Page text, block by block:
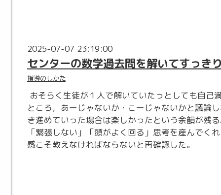
2025-07-07 23:19:00
センターの数学過去問を解いてすっき
指導のしかた
おそらく生徒が１人で解いていたっとしても自己
ところ，あーじゃないか・こーじゃないかと議論
き進めていった場合は楽しかったという余韻が残
「緊張しない」「頭がよく回る」思考を産んでく
感こそ教えなければならないと再確認した。